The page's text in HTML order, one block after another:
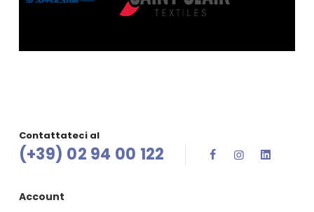
Contattateci al
(+39) 02 94 00 122
Account